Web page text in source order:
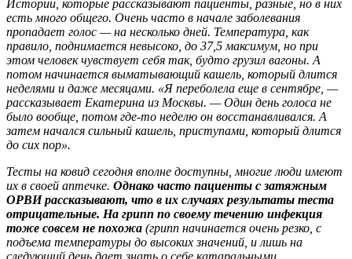
Истории, которые рассказывают пациенты, разные, но в них
есть много общего. Очень часто в начале заболевания
пропадает голос — на несколько дней. Температура, как
правило, поднимается невысоко, до 37,5 максимум, но при
этом человек чувствует себя так, будто грузил вагоны. А
потом начинается выматывающий кашель, который длится
неделями и даже месяцами. «Я переболела еще в сентябре, —
рассказывает Екатерина из Москвы. — Один день голоса не
было вообще, потом где-то неделю он восстанавливался. А
затем начался сильный кашель, приступами, который длится
до сих пор».
Тесты на ковид сегодня вполне доступны, многие люди имеют
их в своей аптечке. Однако часто пациенты с затяжным
ОРВИ рассказывают, что в их случаях результаты теста
отрицательные. На грипп по своему течению инфекция
тоже совсем не похожа (грипп начинается очень резко, с
подъема температуры до высоких значений, и лишь на
следующий день дает знать о себе катаральными